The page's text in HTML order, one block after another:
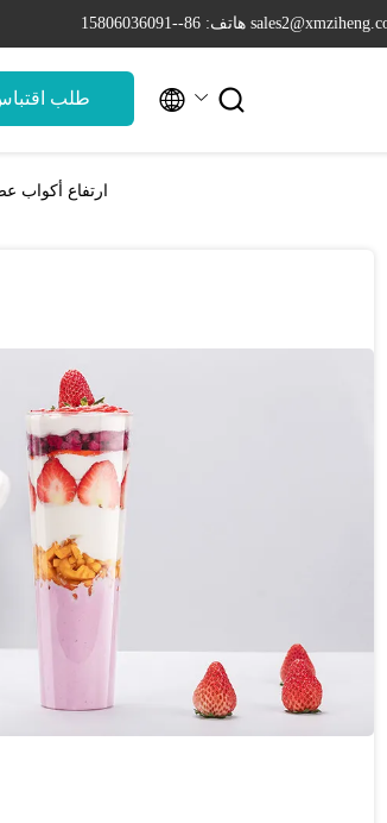
هاتف: 86--15806036091
طلب  
ارتفاع أكواب